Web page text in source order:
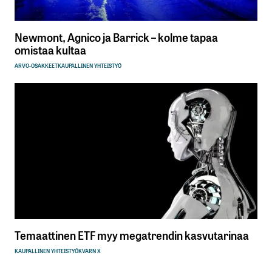
Newmont, Agnico ja Barrick – kolme tapaa
omistaa kultaa
ARVO-OSAKKEETKAUPALLINEN YHTEISTYÖ
Temaattinen ETF myy megatrendin kasvutarinaa
KAUPALLINEN YHTEISTYÖKVARN X